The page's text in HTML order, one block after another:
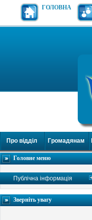
ГОЛОВНА
Про відділ Громадянам
Головне меню
Публічна інформація
Зверніть увагу